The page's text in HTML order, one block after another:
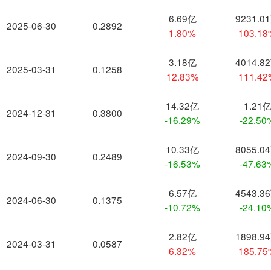
2025-06-30
2025-03-31
2024-12-31
2024-09-30
2024-06-30
2024-03-31
0.2892
6.69亿
1.80%
0.1258
3.18亿
12.83%
0.3800
14.32亿
-16.29%
1.21亿
-
0.2489
10.33亿
-16.53%
-
0.1375
6.57亿
-10.72%
-
0.0587
2.82亿
6.32%